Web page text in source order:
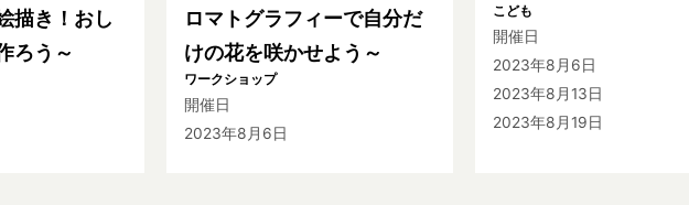
描き！おし
ろう～
ロマトグラフィーで自分だ
けの花を咲かせよう～
ワークショップ
開催日
2023年8月6日
こども
開催日
2023年8月6日
2023年8月13日
2023年8月19日